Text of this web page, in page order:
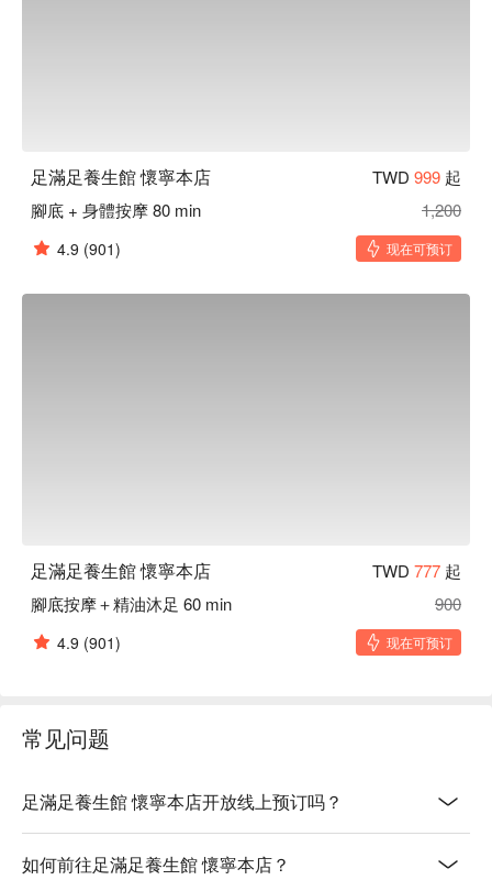
足滿足養生館 懷寧本店 TWD 999 起
腳底 + 身體按摩 80 min
1,200
4.9 (901) 现在可预订
足滿足養生館 懷寧本店 TWD 777 起
腳底按摩＋精油沐足 60 min
900
4.9 (901) 现在可预订
常见问题
足滿足養生館 懷寧本店开放线上预订吗？
如何前往足滿足養生館 懷寧本店？